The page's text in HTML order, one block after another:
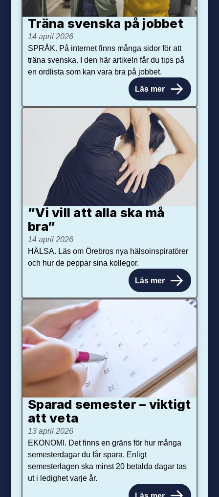
Träna svenska på jobbet
14 april 2026
SPRÅK. På internet finns många sidor för att
träna svenska. I den här artikeln får du tips på
en ordlista som kan vara bra på jobbet.
Läs mer
”Vi vill att alla ska må
bra”
14 april 2026
HÄLSA. Läs om Örebros nya hälsoinspiratörer
och hur de peppar sina kollegor.
Läs mer
Sparad semester – viktigt
att veta
13 april 2026
EKONOMI. Det finns en gräns för hur många
semesterdagar du får spara. Enligt
semesterlagen ska minst 20 betalda dagar tas
ut i ledighet varje år.